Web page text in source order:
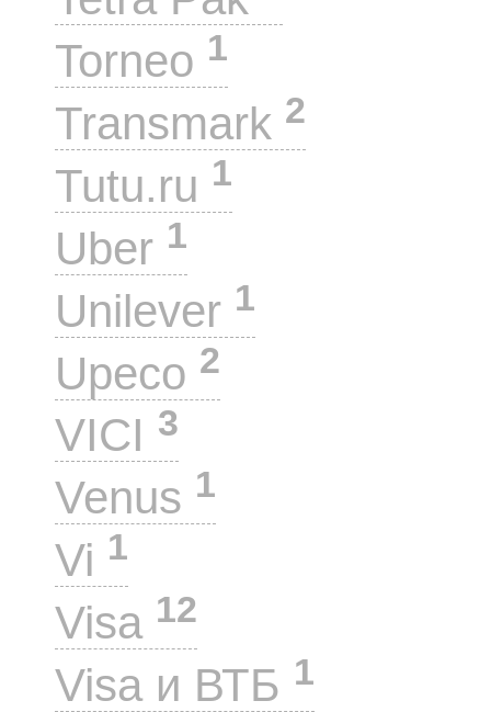
Torneo 1
Transmark 2
Tutu.ru 1
Uber 1
Unilever 1
Upeco 2
VICI 3
Venus 1
Vi 1
Visa 12
Visa и ВТБ 1